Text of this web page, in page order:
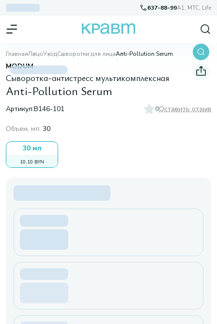
637-88-99A1, МТС, Life
ГлавнаяЛицоУходСыворотки для лицаAnti-Pollution Serum
MODUM
Сыворотка-антистресс мультикомплексная
Anti-Pollution Serum
Артикул:B146-101 0Оставить отзыв
Объем, мл: 30
30 мл
10,10 BYN